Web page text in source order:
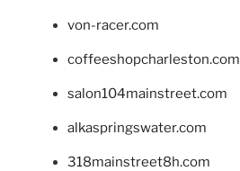
von-racer.com
coffeeshopcharleston.com
salon104mainstreet.com
alkaspringswater.com
318mainstreet8h.com